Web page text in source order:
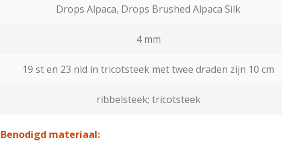
Drops Alpaca, Drops Brushed Alpaca Silk
4 mm
19 st en 23 nld in tricotsteek met twee draden zijn 10 cm
ribbelsteek; tricotsteek
Benodigd materiaal: